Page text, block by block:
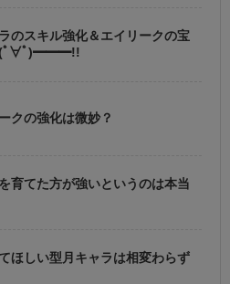
のスキル強化＆エイリークの宝
ﾟ∀ﾟ)━━━!!
クの強化は微妙？
育てた方が強いというのは本当
ほしい型月キャラは相変わらず